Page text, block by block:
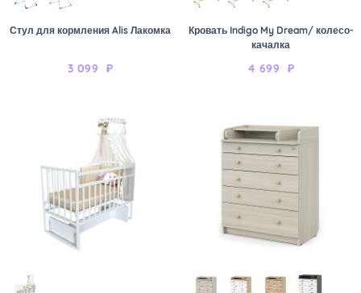
Стул для кормления Alis Лакомка
3 099 ₽
Кровать Indigo My Dream/ колесо-
качалка
4 699 ₽